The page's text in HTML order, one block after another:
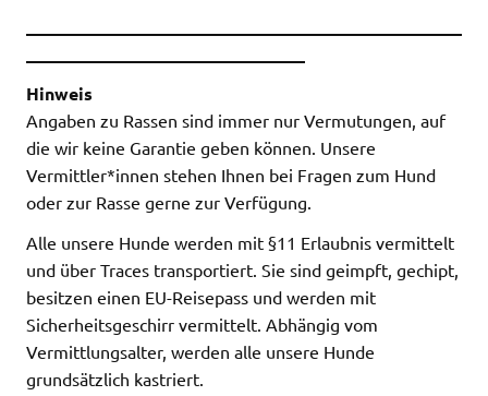
Hinweis
Angaben zu Rassen sind immer nur Vermutungen, auf
die wir keine Garantie geben können. Unsere
Vermittler*innen stehen Ihnen bei Fragen zum Hund
oder zur Rasse gerne zur Verfügung.
Alle unsere Hunde werden mit §11 Erlaubnis vermittelt
und über Traces transportiert. Sie sind geimpft, gechipt,
besitzen einen EU-Reisepass und werden mit
Sicherheitsgeschirr vermittelt. Abhängig vom
Vermittlungsalter, werden alle unsere Hunde
grundsätzlich kastriert.